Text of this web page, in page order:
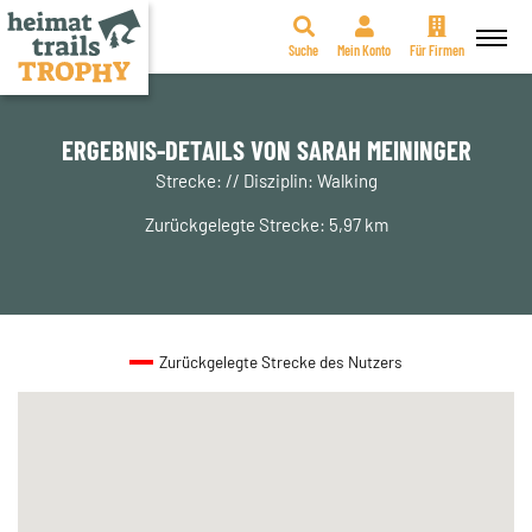
Zum
springen
Suche Mein Konto Für Firmen
ERGEBNIS-DETAILS VON SARAH MEININGER
Strecke: // Disziplin: Walking
Zurückgelegte Strecke: 5,97 km
Zurückgelegte Strecke des Nutzers